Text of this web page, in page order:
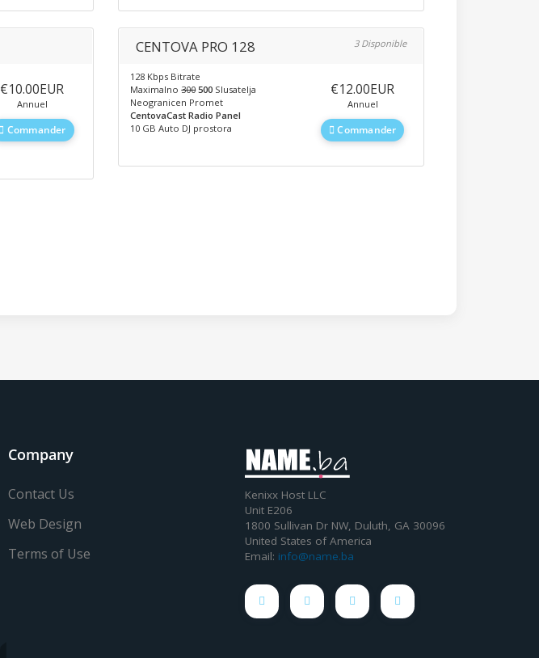
‎€10.00EUR
Annuel
Commander
CENTOVA PRO 128 3 Disponible
128 Kbps Bitrate
Maximalno300 500 Slusatelja
Neogranicen Promet
CentovaCast Radio Panel
10 GB Auto DJ prostora
‎€12.00EUR
Annuel
Commander
Company
Contact Us
Web Design
Terms of Use
Kenixx Host LLC
Unit E206
1800 Sullivan Dr NW, Duluth, GA 30096
United States of America
Email: info@name.ba